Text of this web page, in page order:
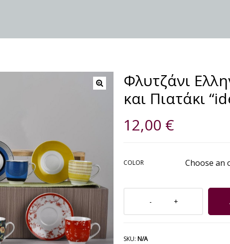
Φλυτζάνι
και Πιατάκι
12,00 €
COLOR
SKU: N/A